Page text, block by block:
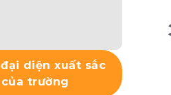
diện xuất sắc
trường